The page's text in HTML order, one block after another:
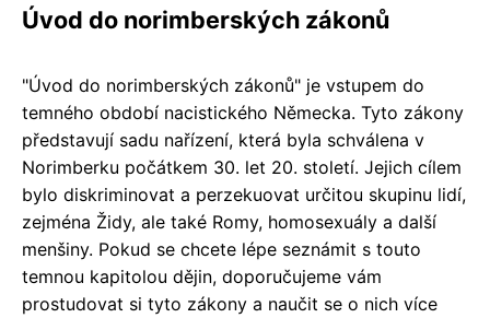
Úvod do norimberských zákonů
"Úvod do norimberských zákonů" je vstupem do
temného období nacistického Německa. Tyto zákony
představují sadu nařízení, která byla schválena v
Norimberku počátkem 30. let 20. století. Jejich cílem
bylo diskriminovat a perzekuovat určitou skupinu lidí,
zejména Židy, ale také Romy, homosexuály a další
menšiny. Pokud se chcete lépe seznámit s touto
temnou kapitolou dějin, doporučujeme vám
prostudovat si tyto zákony a naučit se o nich více